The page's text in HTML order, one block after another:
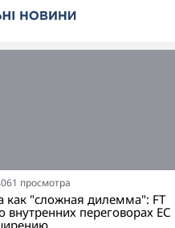
просмотра
как "сложная дилемма": FT
внутренних переговорах ЕС